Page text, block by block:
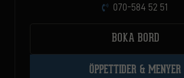
070-584 52 51
BOKA BORD
ÖPPETTIDER & MENYER